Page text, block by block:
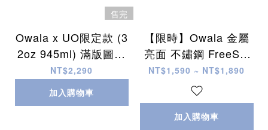
售完
Owala x UO限定款 (3
2oz 945ml) 滿版圖案
不鏽鋼 FreeSip 水壺
(內有吸管)
NT$2,290
加入購物車
【限時】Owala 金屬
亮面 不鏽鋼 FreeSip
水壺 (內有吸管) (2個
尺寸)
NT$1,590 ~ NT$1,890
加入購物車